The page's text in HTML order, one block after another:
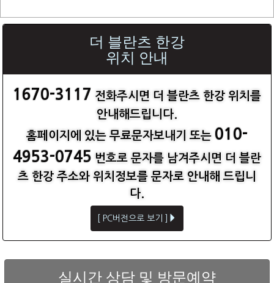
더 블란츠 한강
위치 안내
1670-3117 전화주시면 더 블란츠 한강 위치를
안내해드립니다.
홈페이지에 있는 무료문자보내기 또는 010-
4953-0745 번호로 문자를 남겨주시면 더 블란
츠 한강 주소와 위치정보를 문자로 안내해 드립니
다.
[ PC버전으로 보기 ]
실시간 상담 및 방문예약